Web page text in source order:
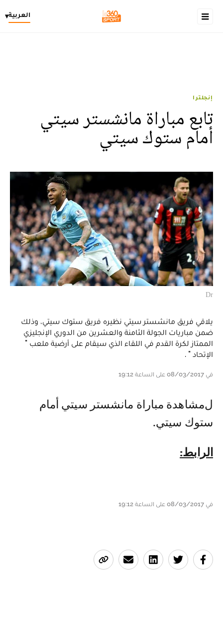
العربية▾
إنجلترا
تابع مباراة مانشستر سيتي
أمام ستوك سيتي
Dr
يلاقي فريق مانشستر سيتي نظيره فريق ستوك سيتي، وذلك
ضمن مباريات الجولة الثامنة والعشرين من الدوري الإنجليزي
الممتاز لكرة القدم في اللقاء الذي سيقام على أرضية ملعب "
الإتحاد " .
في 08/03/2017 على الساعة 19:12
لمشاهدة مباراة مانشستر سيتي أمام
ستوك سيتي.
الرابط:
في 08/03/2017 على الساعة 19:12